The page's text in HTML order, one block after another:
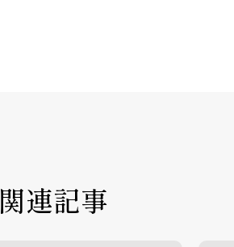
関連記事